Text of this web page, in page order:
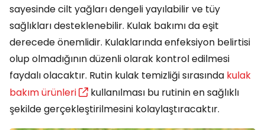
sayesinde cilt yağları dengeli yayılabilir ve tüy
sağlıkları desteklenebilir. Kulak bakımı da eşit
derecede önemlidir. Kulaklarında enfeksiyon belirtisi
olup olmadığının düzenli olarak kontrol edilmesi
faydalı olacaktır. Rutin kulak temizliği sırasında kulak
bakım ürünleri
kullanılması bu rutinin en sağlıklı
şekilde gerçekleştirilmesini kolaylaştıracaktır.